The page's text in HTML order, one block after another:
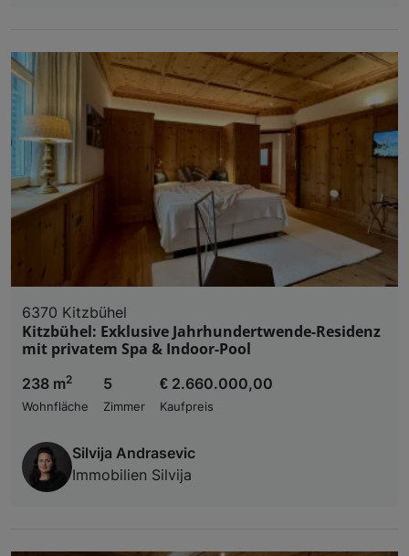
6370 Kitzbühel
Kitzbühel: Exklusive Jahrhundertwende-Residenz
mit privatem Spa & Indoor-Pool
238 m2
Wohnfläche
5
Zimmer
€ 2.660.000,00
Kaufpreis
Silvija Andrasevic
Immobilien Silvija